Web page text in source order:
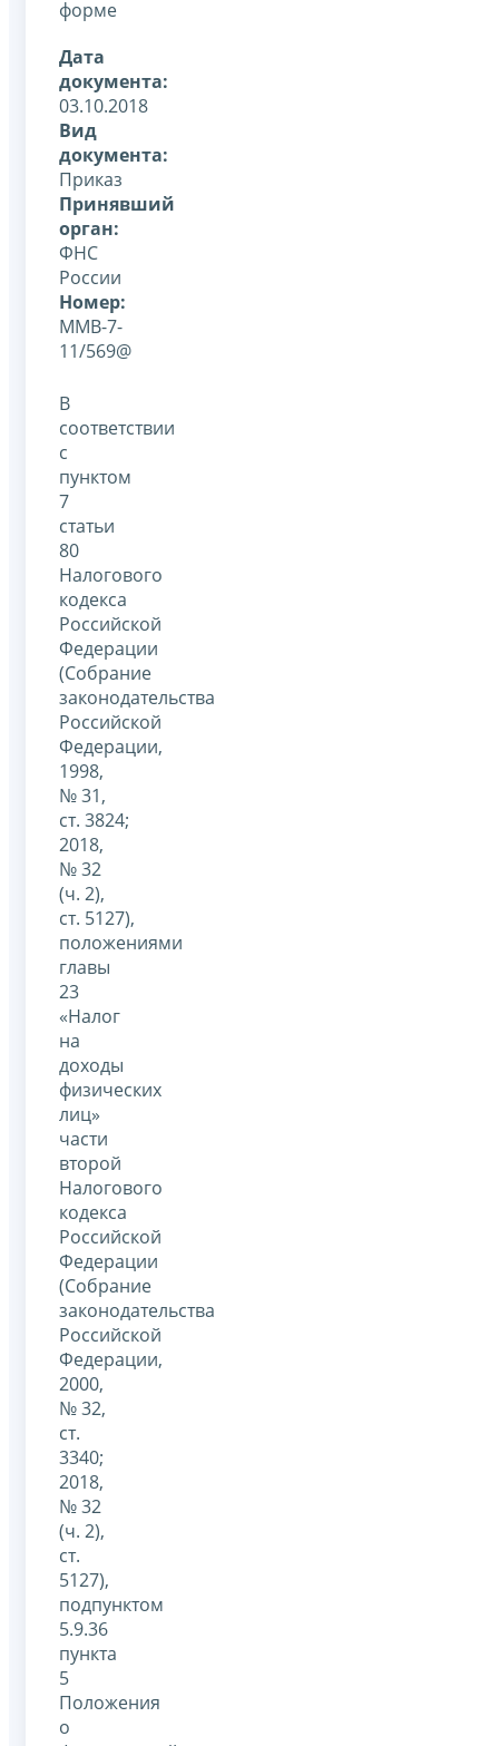
форме
Дата
документа:
03.10.2018
Вид
документа:
Приказ
Принявший
орган:
ФНС
России
Номер:
ММВ-7-
11/569@
В
соответствии
с
пунктом
7
статьи
80
Налогового
кодекса
Российской
Федерации
(Собрание
законодательства
Российской
Федерации,
1998,
№ 31,
ст. 3824;
2018,
№ 32
(ч. 2),
ст. 5127),
положениями
главы
23
«Налог
на
доходы
физических
лиц»
части
второй
Налогового
кодекса
Российской
Федерации
(Собрание
законодательства
Российской
Федерации,
2000,
№ 32,
ст.
3340;
2018,
№ 32
(ч. 2),
ст.
5127),
подпунктом
5.9.36
пункта
5
Положения
о